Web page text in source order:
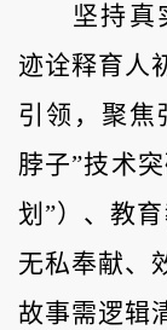
坚持真
迹诠释育人
引领，聚焦
脖子”技术
划”）、 教
无私奉献、
故事需逻辑